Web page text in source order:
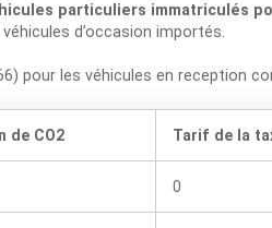
particuliers immatriculés
d’occasion importés.
pour les véhicules en reception
de CO2 Tarif de la
0